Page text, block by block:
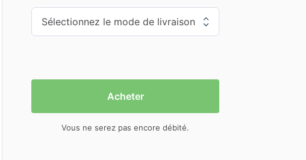
Acheter
Vous ne serez pas encore débité.